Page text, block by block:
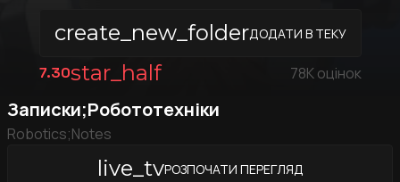
create_new_folderДОДАТИ В ТЕКУ
7.30star_half 78Kоцінок
Записки;Робототехніки
Robotics;Notes
live_tvРОЗПОЧАТИ ПЕРЕГЛЯД